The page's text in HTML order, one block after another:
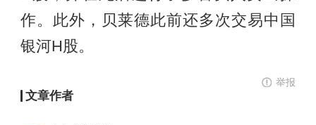
作。此外，贝莱德此前还多次交易中国
银河H股。
举报
文章作者